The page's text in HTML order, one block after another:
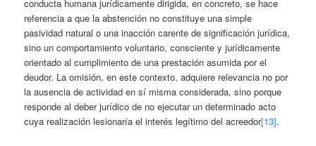
conducta humana jurídicamente dirigida, en concreto, se hace
referencia a que la abstención no constituye una simple
pasividad natural o una inacción carente de significación jurídica,
sino un comportamiento voluntario, consciente y jurídicamente
orientado al cumplimiento de una prestación asumida por el
deudor. La omisión, en este contexto, adquiere relevancia no por
la ausencia de actividad en sí misma considerada, sino porque
responde al deber jurídico de no ejecutar un determinado acto
cuya realización lesionaría el interés legítimo del acreedor[13].